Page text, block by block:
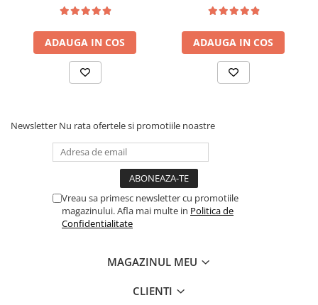
saltea ferm, negru
ADAUGA IN COS
saltea ferm, negru
ADAUGA IN COS
Newsletter Nu rata ofertele si promotiile noastre
Vreau sa primesc newsletter cu promotiile
magazinului. Afla mai multe in Politica de
Confidentialitate
MAGAZINUL MEU
CLIENTI